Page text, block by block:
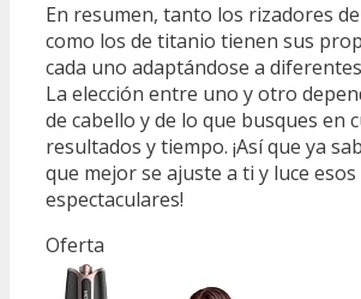
En resumen, tanto los rizadores
como los de titanio tienen sus
cada uno adaptándose a
La elección entre uno y otro
de cabello y de lo que busques en
resultados y tiempo. ¡Así que ya
que mejor se ajuste a ti y luce
espectaculares!
Oferta